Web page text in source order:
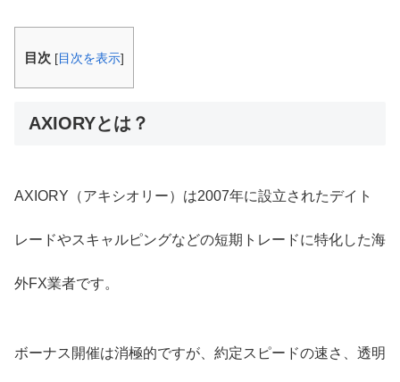
目次 [ 目次を表示]
AXIORYとは？
AXIORY（アキシオリー）は2007年に設立されたデイト
レードやスキャルピングなどの短期トレードに特化した海
外FX業者です。
ボーナス開催は消極的ですが、約定スピードの速さ、透明